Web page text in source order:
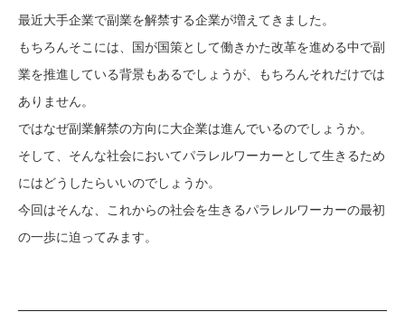
最近大手企業で副業を解禁する企業が増えてきました。
もちろんそこには、国が国策として働きかた改革を進める中で副
業を推進している背景もあるでしょうが、もちろんそれだけでは
ありません。
ではなぜ副業解禁の方向に大企業は進んでいるのでしょうか。
そして、そんな社会においてパラレルワーカーとして生きるため
にはどうしたらいいのでしょうか。
今回はそんな、これからの社会を生きるパラレルワーカーの最初
の一歩に迫ってみます。